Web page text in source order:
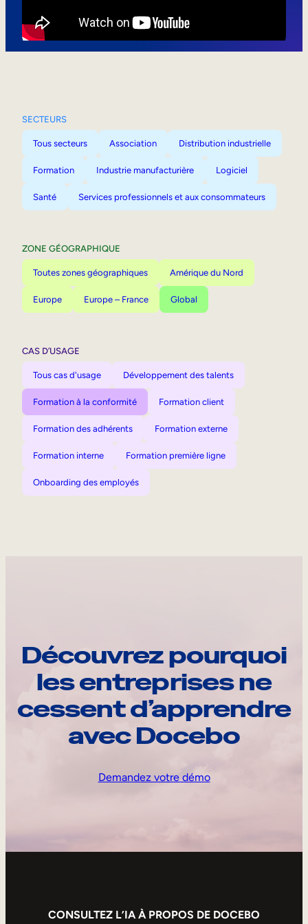
SECTEURS
Tous secteurs Association Distribution industrielle
Formation Industrie manufacturière Logiciel
Santé Services professionnels et aux consommateurs
ZONE GÉOGRAPHIQUE
Toutes zones géographiques Amérique du Nord
Europe Europe – France Global
CAS D’USAGE
Tous cas d'usage Développement des talents
Formation à la conformité Formation client
Formation des adhérents Formation externe
Formation interne Formation première ligne
Onboarding des employés
Découvrez pourquoi
les entreprises ne
cessent d’apprendre
avec Docebo
Demandez votre démo
CONSULTEZ L’IA À PROPOS DE DOCEBO